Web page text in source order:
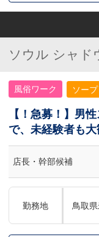
ソウル シャド
風俗ワーク ソープ
【！急募！】男
で、未経験者も大
店長・幹部候補
勤務地 鳥取